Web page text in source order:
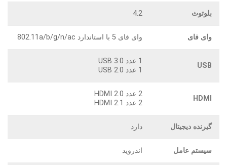
بلوتوث 4.2
وای فای وای فای 5 با استاندارد 802.11a/b/g/n/ac
USB
1 عدد USB 3.0
1 عدد USB 2.0
HDMI
2 عدد HDMI 2.0
2 عدد HDMI 2.1
گیرنده دیجیتال دارد
سیستم عامل اندروید